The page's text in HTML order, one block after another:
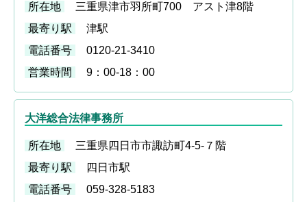
所在地
三重県津市羽所町700 アスト津8階
最寄り駅
津駅
電話番号
0120-21-3410
営業時間
9：00-18：00
大洋総合法律事務所
所在地
三重県四日市市諏訪町4-5-７階
最寄り駅
四日市駅
電話番号
059-328-5183